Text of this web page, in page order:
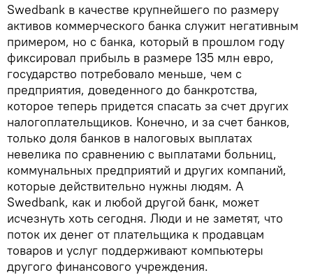
Swedbank в качестве крупнейшего по размеру
активов коммерческого банка служит негативным
примером, но с банка, который в прошлом году
фиксировал прибыль в размере 135 млн евро,
государство потребовало меньше, чем с
предприятия, доведенного до банкротства,
которое теперь придется спасать за счет других
налогоплательщиков. Конечно, и за счет банков,
только доля банков в налоговых выплатах
невелика по сравнению с выплатами больниц,
коммунальных предприятий и других компаний,
которые действительно нужны людям. А
Swedbank, как и любой другой банк, может
исчезнуть хоть сегодня. Люди и не заметят, что
поток их денег от плательщика к продавцам
товаров и услуг поддерживают компьютеры
другого финансового учреждения.